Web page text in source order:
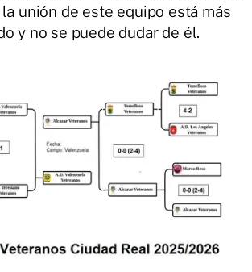
unión de este equipo está más
y no se puede dudar de él.